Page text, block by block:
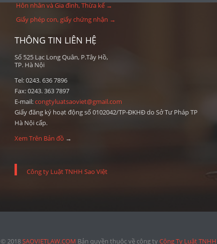
Hôn nhân và Gia đình, Thừa kế →
Giấy phép con, giấy chứng nhận →
THÔNG TIN LIÊN HỆ
Số 525 Lạc Long Quân, P.Tây Hồ,
TP. Hà Nội
Tel: 0243. 636 7896
Fax: 0243. 363 7897
E-mail:congtyluatsaoviet@gmail.com
Giấy đăng ký hoạt động số 0102042/TP-ĐKHĐ do Sở Tư Pháp TP
Hà Nội cấp.
Xem Trên Bản đồ →
Công ty Luật TNHH Sao Việt
© 2018SAOVIETLAW.COM Bản quyền thuộc về công tyCông Ty Luật TNHH